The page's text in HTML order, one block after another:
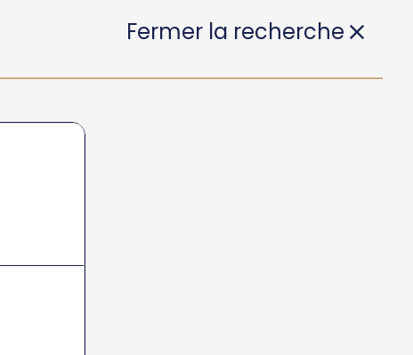
Fermer la recherche